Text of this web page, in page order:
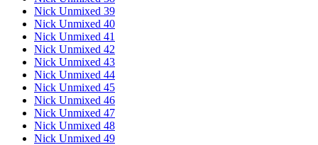
Nick Unmixed 39
Nick Unmixed 40
Nick Unmixed 41
Nick Unmixed 42
Nick Unmixed 43
Nick Unmixed 44
Nick Unmixed 45
Nick Unmixed 46
Nick Unmixed 47
Nick Unmixed 48
Nick Unmixed 49